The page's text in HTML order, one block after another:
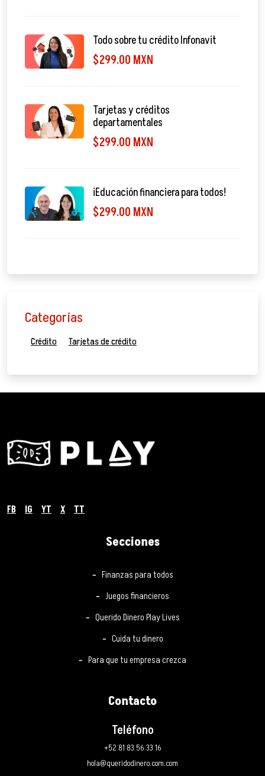
Todo sobre tu crédito Infonavit
$299.00 MXN
Tarjetas y créditos
departamentales
$299.00 MXN
¡Educación financiera para todos!
$299.00 MXN
Categorías
Crédito Tarjetas de crédito
FB IG YT X TT
Secciones
Finanzas para todos
Juegos financieros
Querido Dinero Play Lives
Cuida tu dinero
Para que tu empresa crezca
Contacto
Teléfono
+52 81 83 56 33 16
hola@queridodinero.com.com